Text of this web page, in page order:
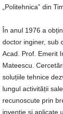
„Politehnica” din
În anul 1976 a
doctor inginer, sub
Acad. Prof. Emerit
Mateescu.
soluțiile tehnice
lungul activității
recunoscute prin
invenție și aplicate